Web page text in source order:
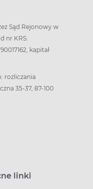
Sąd Rejonowy w
nr KRS:
kapitał
rozliczania
35-37, 87-100
linki